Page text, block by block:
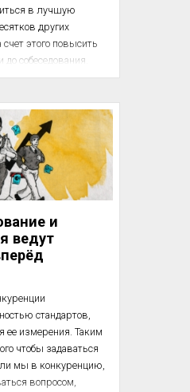
в лучшую
других
этого повысить
до собеседования.
тому, как
100%!
а не обнулить
мычанием, как
джунов.
людей
с той или иной
в эту игру
мног...
и
ведут
стандартов,
ее измерения. Таким
чтобы задаваться
мы в конкуренцию,
вопросом,